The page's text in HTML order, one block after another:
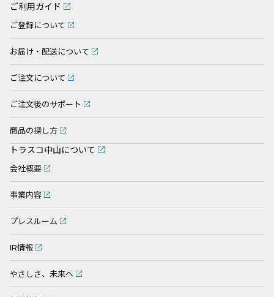
ご利用ガイド
ご登録について
お届け・配送について
ご注文について
ご注文後のサポート
商品の探し方
トラスコ中山について
会社概要
事業内容
プレスルーム
IR情報
やさしさ、未来へ